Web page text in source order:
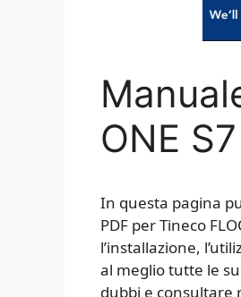
ONE
In questa pagina
PDF per Tineco
l’installazione,
al meglio tutte le
dubbi e consultare